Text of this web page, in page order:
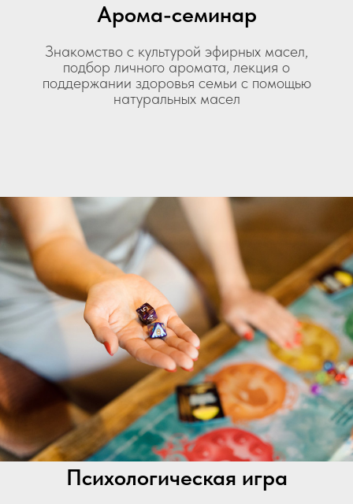
Арома-семинар
Знакомство с культурой эфирных масел,
подбор личного аромата, лекция о
поддержании здоровья семьи с помощью
натуральных масел
Психологическая игра